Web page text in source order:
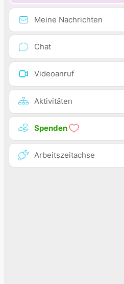
Meine Nachrichten
Chat
Videoanruf
Aktivitäten
Spenden
Arbeitszeitachse